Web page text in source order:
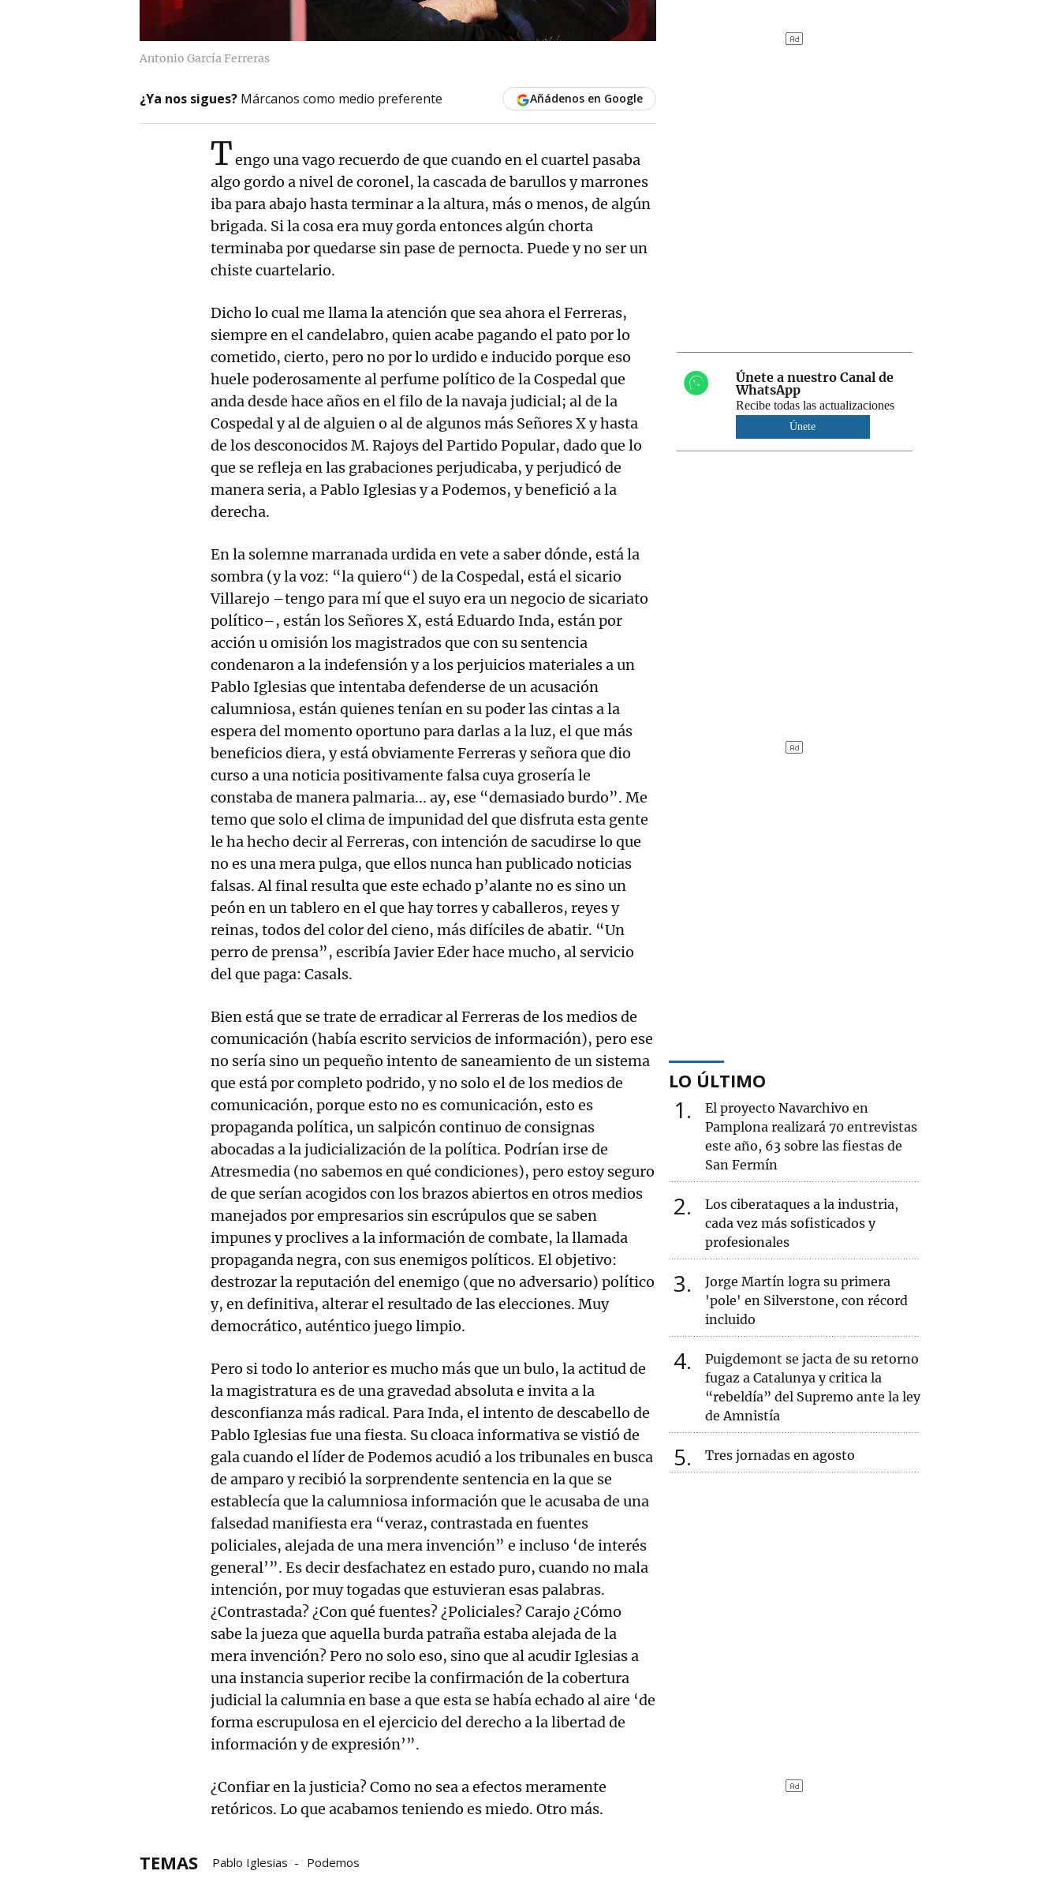
Antonio García Ferreras
¿Ya nos sigues? Márcanos como medio preferente Añádenos en Google
Tengo una vago recuerdo de que cuando en el cuartel pasaba
algo gordo a nivel de coronel, la cascada de barullos y marrones
iba para abajo hasta terminar a la altura, más o menos, de algún
brigada. Si la cosa era muy gorda entonces algún chorta
terminaba por quedarse sin pase de pernocta. Puede y no ser un
chiste cuartelario.
Dicho lo cual me llama la atención que sea ahora el Ferreras,
siempre en el candelabro, quien acabe pagando el pato por lo
cometido, cierto, pero no por lo urdido e inducido porque eso
huele poderosamente al perfume político de la Cospedal que
anda desde hace años en el filo de la navaja judicial; al de la
Cospedal y al de alguien o al de algunos más Señores X y hasta
de los desconocidos M. Rajoys del Partido Popular, dado que lo
que se refleja en las grabaciones perjudicaba, y perjudicó de
manera seria, a Pablo Iglesias y a Podemos, y benefició a la
derecha.
En la solemne marranada urdida en vete a saber dónde, está la
sombra (y la voz: “la quiero“) de la Cospedal, está el sicario
Villarejo –tengo para mí que el suyo era un negocio de sicariato
político–, están los Señores X, está Eduardo Inda, están por
acción u omisión los magistrados que con su sentencia
condenaron a la indefensión y a los perjuicios materiales a un
Pablo Iglesias que intentaba defenderse de un acusación
calumniosa, están quienes tenían en su poder las cintas a la
espera del momento oportuno para darlas a la luz, el que más
beneficios diera, y está obviamente Ferreras y señora que dio
curso a una noticia positivamente falsa cuya grosería le
constaba de manera palmaria... ay, ese “demasiado burdo”. Me
temo que solo el clima de impunidad del que disfruta esta gente
le ha hecho decir al Ferreras, con intención de sacudirse lo que
no es una mera pulga, que ellos nunca han publicado noticias
falsas. Al final resulta que este echado p’alante no es sino un
peón en un tablero en el que hay torres y caballeros, reyes y
reinas, todos del color del cieno, más difíciles de abatir. “Un
perro de prensa”, escribía Javier Eder hace mucho, al servicio
del que paga: Casals.
Bien está que se trate de erradicar al Ferreras de los medios de
comunicación (había escrito servicios de información), pero ese
no sería sino un pequeño intento de saneamiento de un sistema
que está por completo podrido, y no solo el de los medios de
comunicación, porque esto no es comunicación, esto es
propaganda política, un salpicón continuo de consignas
abocadas a la judicialización de la política. Podrían irse de
Atresmedia (no sabemos en qué condiciones), pero estoy seguro
de que serían acogidos con los brazos abiertos en otros medios
manejados por empresarios sin escrúpulos que se saben
impunes y proclives a la información de combate, la llamada
propaganda negra, con sus enemigos políticos. El objetivo:
destrozar la reputación del enemigo (que no adversario) político
y, en definitiva, alterar el resultado de las elecciones. Muy
democrático, auténtico juego limpio.
Pero si todo lo anterior es mucho más que un bulo, la actitud de
la magistratura es de una gravedad absoluta e invita a la
desconfianza más radical. Para Inda, el intento de descabello de
Pablo Iglesias fue una fiesta. Su cloaca informativa se vistió de
gala cuando el líder de Podemos acudió a los tribunales en busca
de amparo y recibió la sorprendente sentencia en la que se
establecía que la calumniosa información que le acusaba de una
falsedad manifiesta era “veraz, contrastada en fuentes
policiales, alejada de una mera invención” e incluso ‘de interés
general’”. Es decir desfachatez en estado puro, cuando no mala
intención, por muy togadas que estuvieran esas palabras.
¿Contrastada? ¿Con qué fuentes? ¿Policiales? Carajo ¿Cómo
sabe la jueza que aquella burda patraña estaba alejada de la
mera invención? Pero no solo eso, sino que al acudir Iglesias a
una instancia superior recibe la confirmación de la cobertura
judicial la calumnia en base a que esta se había echado al aire ‘de
forma escrupulosa en el ejercicio del derecho a la libertad de
información y de expresión’”.
¿Confiar en la justicia? Como no sea a efectos meramente
retóricos. Lo que acabamos teniendo es miedo. Otro más.
TEMAS Pablo Iglesias Podemos
Únete a nuestro Canal de
WhatsApp
Recibe todas las actualizaciones
Únete
LO ÚLTIMO
1
El proyecto Navarchivo en
Pamplona realizará 70 entrevistas
este año, 63 sobre las fiestas de
San Fermín
2
Los ciberataques a la industria,
cada vez más sofisticados y
profesionales
3
Jorge Martín logra su primera
'pole' en Silverstone, con récord
incluido
4
Puigdemont se jacta de su retorno
fugaz a Catalunya y critica la
“rebeldía” del Supremo ante la ley
de Amnistía
5 Tres jornadas en agosto